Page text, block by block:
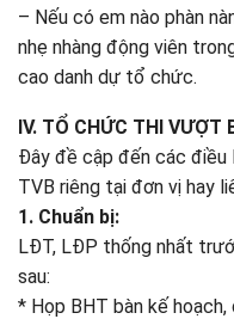
– Nếu có em nào phàn
nhẹ nhàng động viên
cao danh dự tổ chức.
IV. TỔ CHỨC THI VƯỢT
Đây đề cập đến các
TVB riêng tại đơn vị hay
1. Chuẩn bị:
LĐT, LĐP thống nhất
sau:
* Họp BHT bàn kế